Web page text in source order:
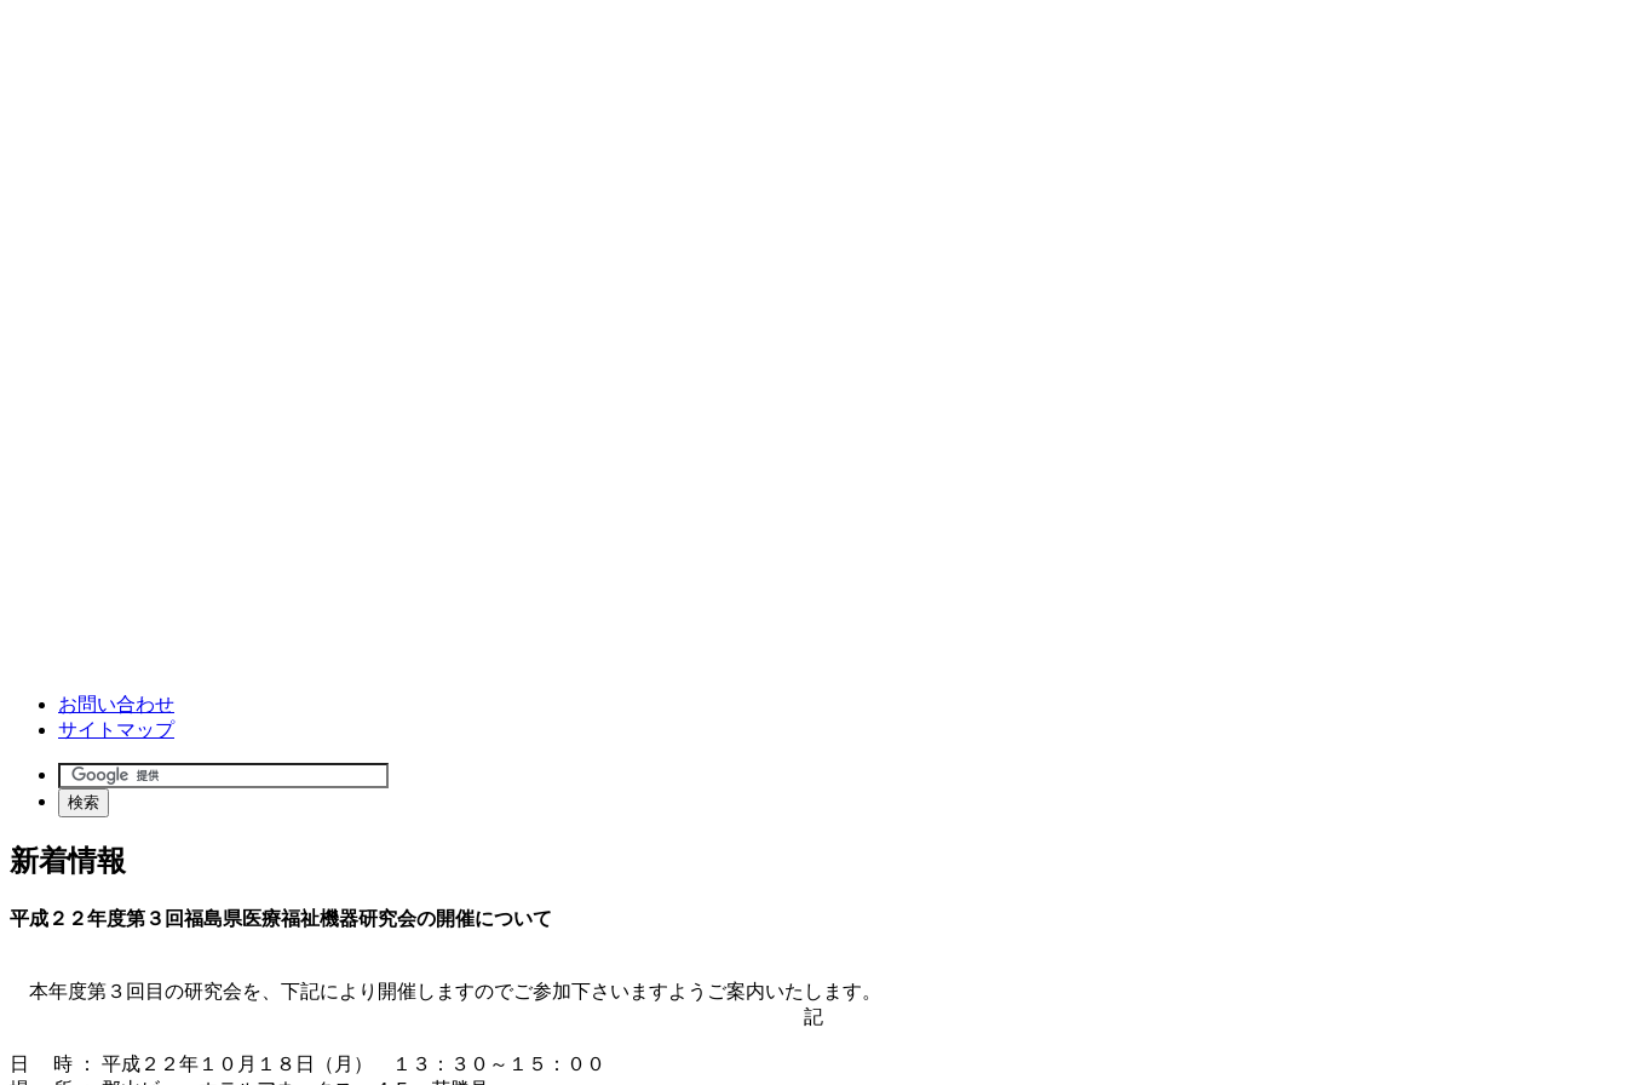
お問い合わせ
サイトマップ
検索
新着情報
平成２２年度第３回福島県医療福祉機器研究会の開催について
本年度第３回目の研究会を、下記により開催しますのでご参加下さいますようご案内いたします。
記
日 時 ： 平成２２年１０月１８日（月） １３：３０～１５：００